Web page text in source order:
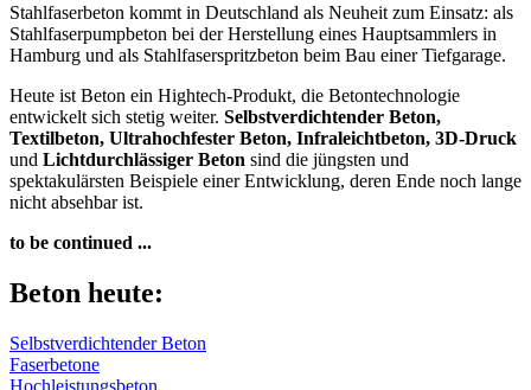
Stahlfaserbeton kommt in Deutschland als Neuheit zum Einsatz: als
Stahlfaserpumpbeton bei der Herstellung eines Hauptsammlers in
Hamburg und als Stahlfaserspritzbeton beim Bau einer Tiefgarage.
Heute ist Beton ein Hightech-Produkt, die Betontechnologie
entwickelt sich stetig weiter. Selbstverdichtender Beton,
Textilbeton, Ultrahochfester Beton, Infraleichtbeton, 3D-Druck
und Lichtdurchlässiger Beton sind die jüngsten und
spektakulärsten Beispiele einer Entwicklung, deren Ende noch lange
nicht absehbar ist.
to be continued ...
Beton heute:
Selbstverdichtender Beton
Faserbetone
Hochleistungsbeton